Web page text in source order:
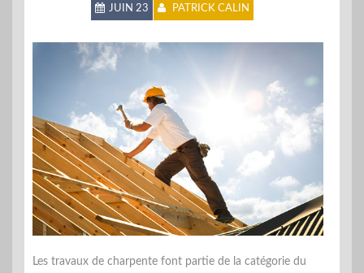
JUIN 23 PATRICK CALIN
Les travaux de charpente font partie de la catégorie du